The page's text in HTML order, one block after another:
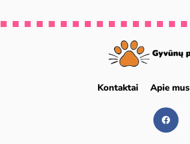
Kontaktai Apie mus